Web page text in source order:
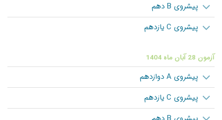
پیشروی B دهم
پیشروی C یازدهم
آزمون 28 آبان ماه 1404
پیشروی A دوازدهم
پیشروی C یازدهم